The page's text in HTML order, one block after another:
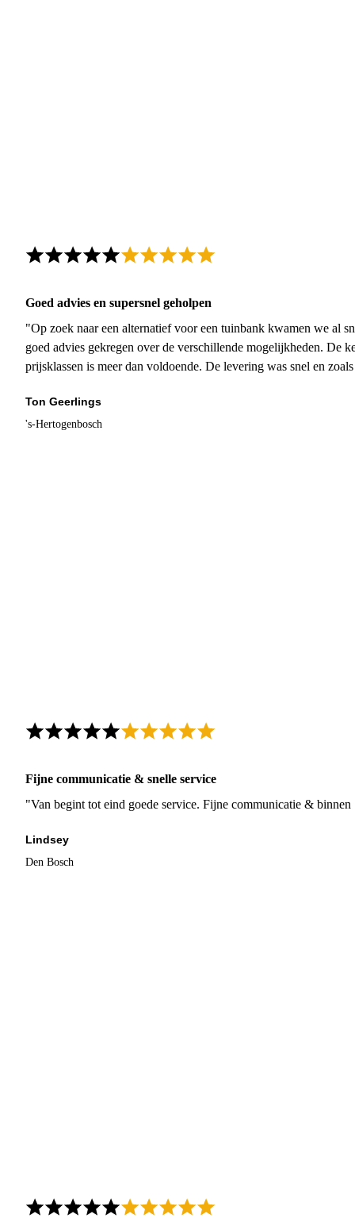
Goed advies en supersnel geholpen
"Op zoek naar een alternatief voor een tuinbank kwamen we al
goed advies gekregen over de verschillende mogelijkheden. De
prijsklassen is meer dan voldoende. De levering was snel en
Ton Geerlings
's-Hertogenbosch
Fijne communicatie & snelle service
"Van begint tot eind goede service. Fijne communicatie &
Lindsey
Den Bosch